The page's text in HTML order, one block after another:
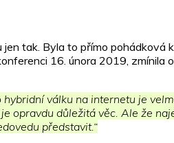
tak. Byla to přímo
16. února 2019, zmínila
válku na internetu je
opravdu důležitá věc. Ale že
představit.“